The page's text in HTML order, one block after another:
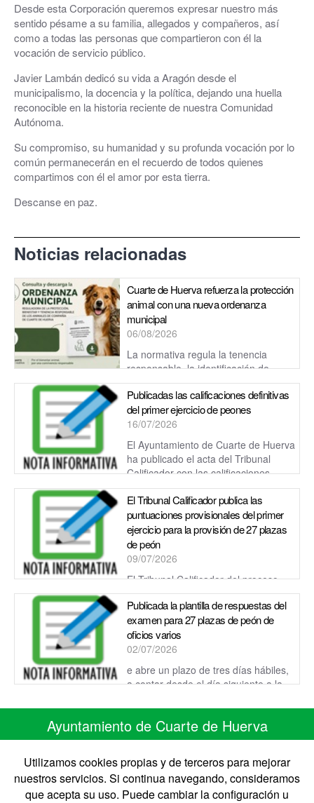
Desde esta Corporación queremos expresar nuestro más
sentido pésame a su familia, allegados y compañeros, así
como a todas las personas que compartieron con él la
vocación de servicio público.
Javier Lambán dedicó su vida a Aragón desde el
municipalismo, la docencia y la política, dejando una huella
reconocible en la historia reciente de nuestra Comunidad
Autónoma.
Su compromiso, su humanidad y su profunda vocación por lo
común permanecerán en el recuerdo de todos quienes
compartimos con él el amor por esta tierra.
Descanse en paz.
Noticias relacionadas
Cuarte de Huerva refuerza la protección
animal con una nueva ordenanza
municipal
06/08/2026
La normativa regula la tenencia
responsable, la identificación de
mascotas, la convivencia en espacios públicos, las colonias
felinas y el régimen ...
Publicadas las calificaciones definitivas
del primer ejercicio de peones
16/07/2026
El Ayuntamiento de Cuarte de Huerva
ha publicado el acta del Tribunal
Calificador con las calificaciones
definitivas del primer ejercicio de la fas...
El Tribunal Calificador publica las
puntuaciones provisionales del primer
ejercicio para la provisión de 27 plazas
de peón
09/07/2026
El Tribunal Calificador del proceso
selectivo para la provisión de 27 plazas de peón ha resuelto
las alegaciones presentadasPublicada la plantilla de respuestas del
examen para 27 plazas de peón de
oficios varios
02/07/2026
e abre un plazo de tres días hábiles,
a contar desde el día siguiente a la
que las per...
Ayuntamiento de Cuarte de Huerva
C/ Monasterio de Siresa 7
50410 Cuarte de Huerva ZARAGOZA
Telefono 976 50 30 67 • Fax 976 50 41 41
CIF: P-5008900-B
Utilizamos cookies propias y de terceros para mejorar
nuestros servicios. Si continua navegando, consideramos
que acepta su uso. Puede cambiar la configuración u